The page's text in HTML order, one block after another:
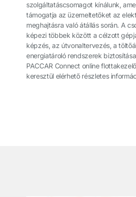
szolgáltatáscsomagot kínálunk,
támogatja az üzemeltetőket az
meghajtásra való átállás során. A
képezi többek között a célzott
képzés, az útvonaltervezés, a
energiatároló rendszerek
PACCAR Connect online
keresztül elérhető részletes